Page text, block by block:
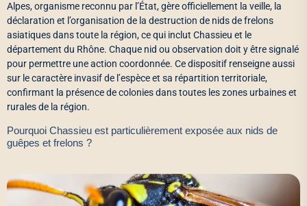
Alpes, organisme reconnu par l’État, gère officiellement la veille, la
déclaration et l’organisation de la destruction de nids de frelons
asiatiques dans toute la région, ce qui inclut Chassieu et le
département du Rhône. Chaque nid ou observation doit y être signalé
pour permettre une action coordonnée. Ce dispositif renseigne aussi
sur le caractère invasif de l’espèce et sa répartition territoriale,
confirmant la présence de colonies dans toutes les zones urbaines et
rurales de la région.
Pourquoi Chassieu est particulièrement exposée aux nids de
guêpes et frelons ?